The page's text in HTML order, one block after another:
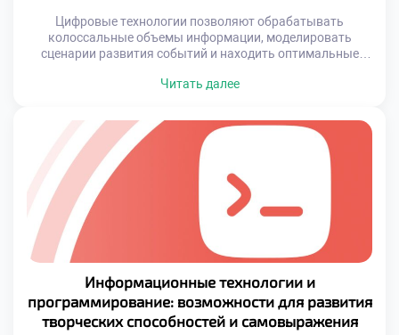
Цифровые технологии позволяют обрабатывать
колоссальные объемы информации, моделировать
сценарии развития событий и находить оптимальные
невозможно представить ни научные исследования, ни
сотрудничество. Информационные системы и
программирование формируют новую реальность, где
данные превращаются в знания, а знания — в действия.
Особенно важно, что ИТ создают […]
Читать далее
Информационные технологии и
программирование: возможности для развития
творческих способностей и самовыражения